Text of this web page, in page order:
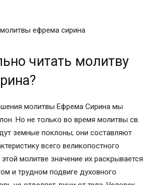
читать молитву
молитвы Ефрема Сирина мы
Но не только во время молитвы св.
земные поклоны; они составляют
всего великопостного
молитве значение их раскрывается
и трудном подвиге духовного